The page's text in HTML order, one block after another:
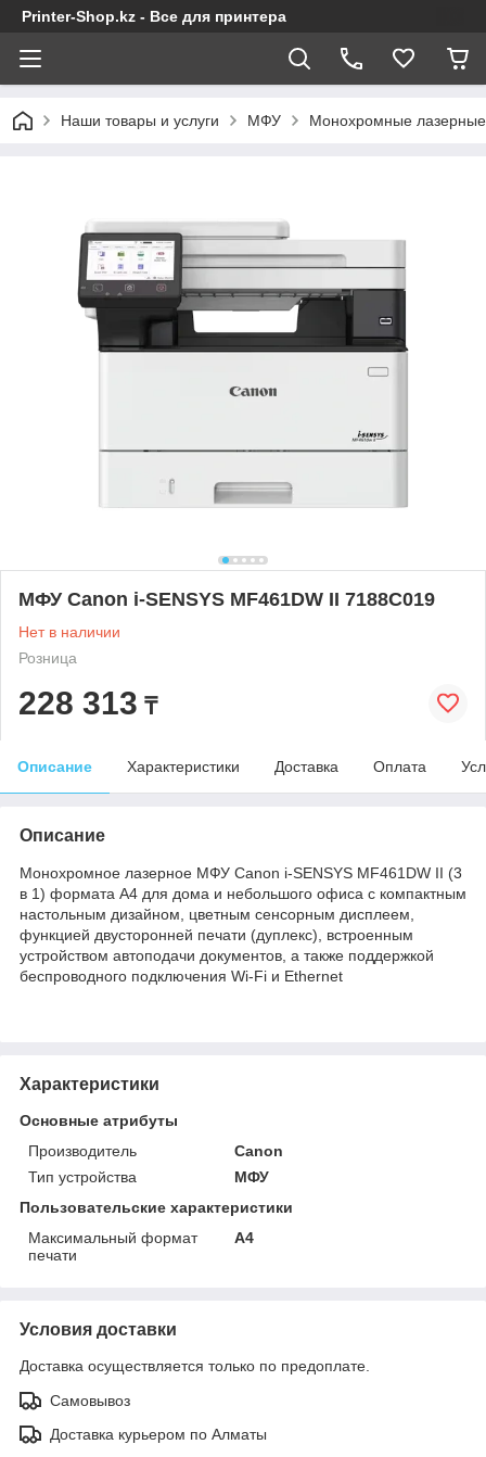
Printer-Shop.kz - Все для принтера
Наши товары и услуги МФУ Монохромные
МФУ Canon i-SENSYS MF461DW II 7188C019
Нет в наличии
Розница
228 313 ₸
Описание Характеристики Доставка Оплата
Описание
Монохромное лазерное МФУ Canon i-SENSYS MF461DW II (3
в 1) формата А4 для дома и небольшого офиса с компактным
настольным дизайном, цветным сенсорным дисплеем,
функцией двусторонней печати (дуплекс), встроенным
устройством автоподачи документов, а также поддержкой
беспроводного подключения Wi-Fi и Ethernet
Характеристики
Основные атрибуты
Производитель
Canon
Тип устройства
МФУ
Пользовательские характеристики
Максимальный формат
печати
А4
Условия доставки
Доставка осуществляется только по предоплате.
Самовывоз
Доставка курьером по Алматы